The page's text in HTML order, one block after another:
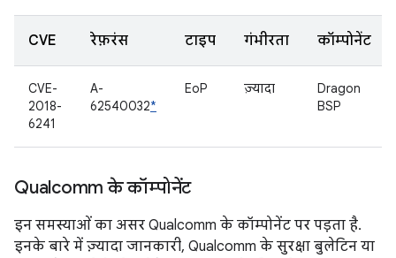
CVE रेफ़रंस टाइप गंभीरता कॉम्पोनेंट
CVE-
2018-
6241
A-
62540032*
EoP ज़्यादा
Dragon
BSP
Qualcomm के कॉम्पोनेंट
इन समस्याओं का असर Qualcomm के कॉम्पोनेंट पर पड़ता है.
इनके बारे में ज़्यादा जानकारी, Qualcomm के सुरक्षा बुलेटिन या